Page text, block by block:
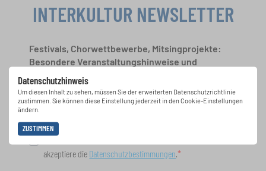
Datenschutzhinweis
Um diesen Inhalt zu sehen, müssen Sie der erweiterten Datenschutzrichtlinie
zustimmen. Sie können diese Einstellung jederzeit in den Cookie-Einstellungen
ändern.
ZUSTIMMEN
INTERKULTUR NEWSLETTER
Festivals, Chorwettbewerbe, Mitsingprojekte:
Besondere Veranstaltungshinweise und
kostenlosen INTERKULTUR-Newsletter.
akzeptiere die Datenschutzbestimmungen .